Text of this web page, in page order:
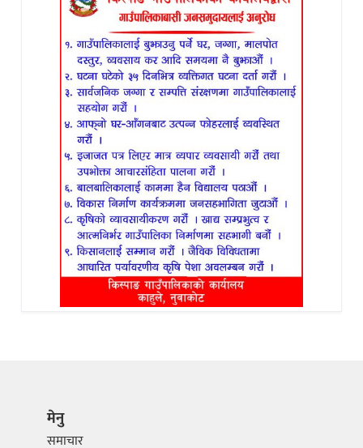
मेनु
समाचार